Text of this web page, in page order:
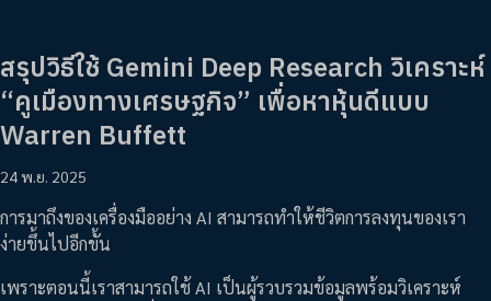
สรุปวิธีใช้ Gemini Deep Research วิเคราะห์
“คูเมืองทางเศรษฐกิจ” เพื่อหาหุ้นดีแบบ
Warren Buffett
24 พ.ย. 2025
การมาถึงของเครื่องมืออย่าง AI สามารถทำให้ชีวิตการลงทุนของเรา
ง่ายขึ้นไปอีกขั้น
เพราะตอนนี้เราสามารถใช้ AI เป็นผู้รวบรวมข้อมูลพร้อมวิเคราะห์